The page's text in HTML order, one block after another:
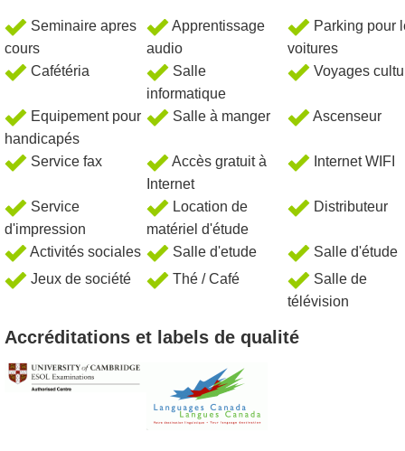
Seminaire apres
cours
Apprentissage
audio
Parking pour
voitures
Cafétéria
Salle
informatique
Voyages
Equipement pour
handicapés
Salle à manger Ascenseur
Service fax
Accès gratuit à
Internet
Internet WIFI
Service
d'impression
Location de
matériel d'étude
Distributeur
Activités sociales Salle d'etude
Salle d'étude
Jeux de société
Thé / Café
Salle de
télévision
Accréditations et labels de qualité